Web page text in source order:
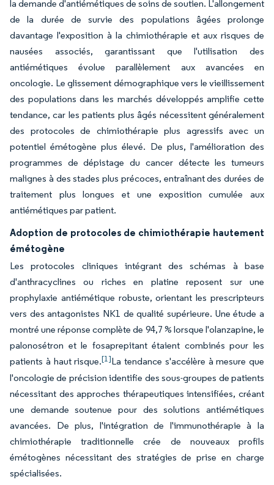
la demande d'antiémétiques de soins de soutien. L'allongement
de la durée de survie des populations âgées prolonge
davantage l'exposition à la chimiothérapie et aux risques de
nausées associés, garantissant que l'utilisation des
antiémétiques évolue parallèlement aux avancées en
oncologie. Le glissement démographique vers le vieillissement
des populations dans les marchés développés amplifie cette
tendance, car les patients plus âgés nécessitent généralement
des protocoles de chimiothérapie plus agressifs avec un
potentiel émétogène plus élevé. De plus, l'amélioration des
programmes de dépistage du cancer détecte les tumeurs
malignes à des stades plus précoces, entraînant des durées de
traitement plus longues et une exposition cumulée aux
antiémétiques par patient.
Adoption de protocoles de chimiothérapie hautement
émétogène
Les protocoles cliniques intégrant des schémas à base
d'anthracyclines ou riches en platine reposent sur une
prophylaxie antiémétique robuste, orientant les prescripteurs
vers des antagonistes NK1 de qualité supérieure. Une étude a
montré une réponse complète de 94,7 % lorsque l'olanzapine, le
palonosétron et le fosaprepitant étaient combinés pour les
patients à haut risque.[1]La tendance s'accélère à mesure que
l'oncologie de précision identifie des sous-groupes de patients
nécessitant des approches thérapeutiques intensifiées, créant
une demande soutenue pour des solutions antiémétiques
avancées. De plus, l'intégration de l'immunothérapie à la
chimiothérapie traditionnelle crée de nouveaux profils
émétogènes nécessitant des stratégies de prise en charge
spécialisées.